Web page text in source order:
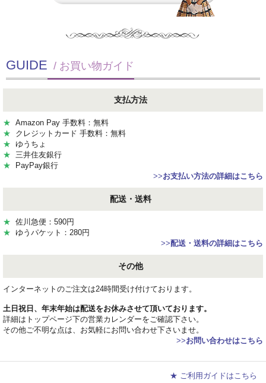
GUIDE / お買い物ガイド
支払方法
★ Amazon Pay 手数料：無料
★ クレジットカード 手数料：無料
★ ゆうちょ
★ 三井住友銀行
★ PayPay銀行
>>お支払い方法の詳細はこちら
配送・送料
★ 佐川急便：590円
★ ゆうパケット：280円
>>配送・送料の詳細はこちら
その他
インターネットのご注文は24時間受け付けております。
土日祝日、年末年始は配送をお休みさせて頂いております。
詳細はトップページ下の営業カレンダーをご確認下さい。
その他ご不明な点は、お気軽にお問い合わせ下さいませ。
>>お問い合わせはこちら
★ ご利用ガイドはこちら